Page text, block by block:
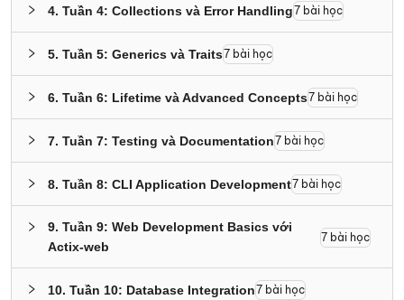
4. Tuần 4: Collections và Error Handling7 bài học
5. Tuần 5: Generics và Traits7 bài học
6. Tuần 6: Lifetime và Advanced Concepts7 bài học
7. Tuần 7: Testing và Documentation7 bài học
8. Tuần 8: CLI Application Development7 bài học
9. Tuần 9: Web Development Basics với
Actix-web
7 bài học
10. Tuần 10: Database Integration7 bài học